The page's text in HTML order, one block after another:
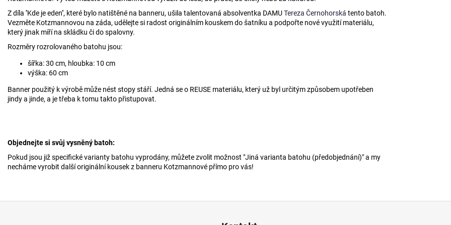
Z díla ''Kde je eden'', které bylo natištěné na banneru, ušila talentovaná absolventka DAMUTereza Černohorská tento batoh.
Vezměte Kotzmannovou na záda, udělejte si radost originálním kouskem do šatníku a podpořte nové využití materiálu,
který jinak míří na skládku či do spalovny.
Rozměry rozrolovaného batohu jsou:
šířka: 30 cm, hloubka: 10 cm
výška: 60 cm
Banner použitý k výrobě může nést stopy stáří. Jedná se o REUSE materiálu, který už byl určitým způsobem upotřeben
jindy a jinde, a je třeba k tomu takto přistupovat.
Objednejte si svůj vysněný batoh:
Pokud jsou již specifické varianty batohu vyprodány, můžete zvolit možnost "Jiná varianta batohu (předobjednání)" a my
necháme vyrobit další originální kousek z banneru Kotzmannové přímo pro vás!